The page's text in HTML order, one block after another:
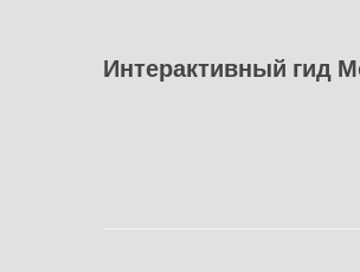
Интерактивный гид